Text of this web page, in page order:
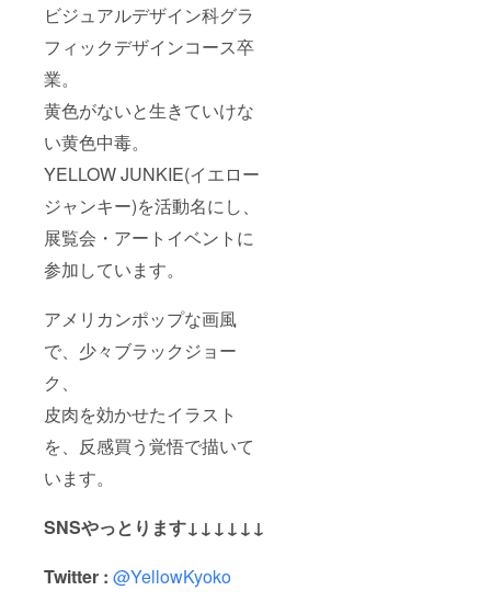
ビジュアルデザイン科グラ
フィックデザインコース卒
業。
黄色がないと生きていけな
い黄色中毒。
YELLOW JUNKIE(イエロー
ジャンキー)を活動名にし、
展覧会・アートイベントに
参加しています。
アメリカンポップな画風
で、少々ブラックジョー
ク、
皮肉を効かせたイラスト
を、反感買う覚悟で描いて
います。
SNSやっとります↓↓↓↓↓↓
Twitter : @YellowKyoko